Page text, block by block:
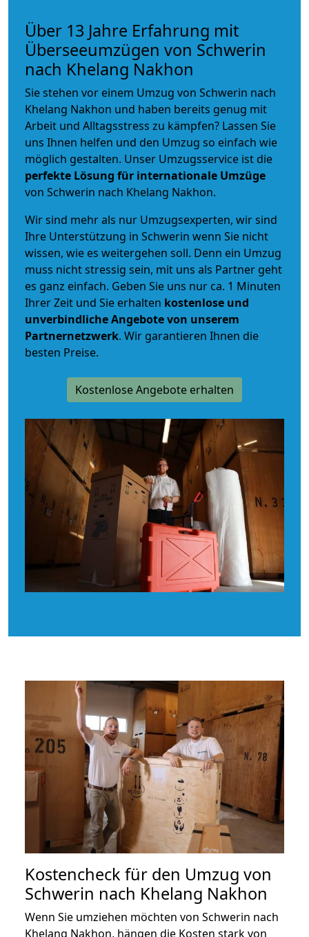
Über 13 Jahre Erfahrung mit
Überseeumzügen von Schwerin
nach Khelang Nakhon
Sie stehen vor einem Umzug von Schwerin nach
Khelang Nakhon und haben bereits genug mit
Arbeit und Alltagsstress zu kämpfen? Lassen Sie
uns Ihnen helfen und den Umzug so einfach wie
möglich gestalten. Unser Umzugsservice ist die
perfekte Lösung für internationale Umzüge
von Schwerin nach Khelang Nakhon.
Wir sind mehr als nur Umzugsexperten, wir sind
Ihre Unterstützung in Schwerin wenn Sie nicht
wissen, wie es weitergehen soll. Denn ein Umzug
muss nicht stressig sein, mit uns als Partner geht
es ganz einfach. Geben Sie uns nur ca. 1 Minuten
Ihrer Zeit und Sie erhalten kostenlose und
unverbindlicheAngebote von unserem
Partnernetzwerk. Wir garantieren Ihnen die
besten Preise.
Kostenlose Angebote erhalten
Kostencheck für den Umzug von
Schwerin nach Khelang Nakhon
Wenn Sie umziehen möchten von Schwerin nach
Khelang Nakhon, hängen die Kosten stark von